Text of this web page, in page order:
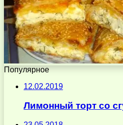
Популярное
12.02.2019
Лимонный торт со